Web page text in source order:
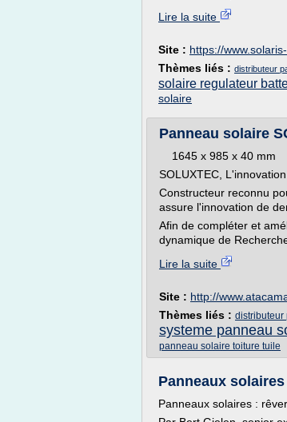
Lire la suite
Site : https://
Thèmes liés : distributeur
solaire regulateur
solaire
Panneau solaire
1645 x 985 x 40 mm
SOLUXTEC,
Constructeur reconnu
assure l'innovation de
Afin de compléter et
dynamique de
Lire la suite
Site : http://
Thèmes liés : distributeur
systeme panneau
panneau solaire toiture tuile
Panneaux
Panneaux solaires :